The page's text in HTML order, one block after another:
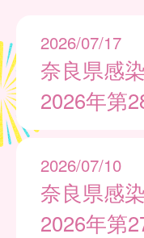
2026/07/17
奈良県感
2026年第
2026/07/10
奈良県感
2026年第